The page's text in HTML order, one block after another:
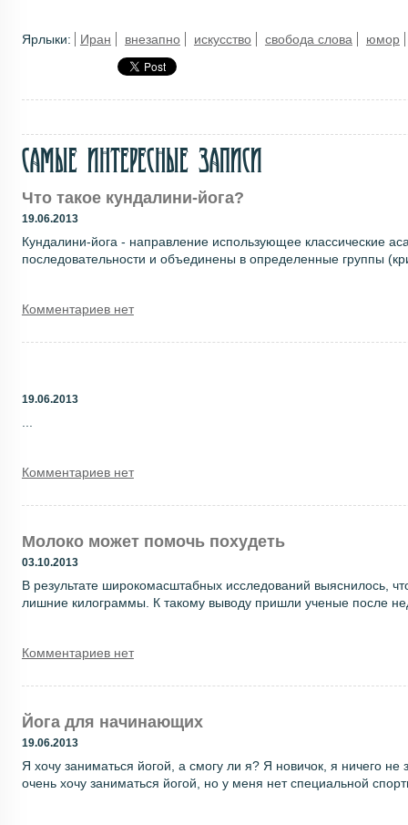
Ярлыки: Иран внезапно искусство свобода слова юмор
Самые интересные записи
Что такое кундалини-йога?
19.06.2013
Кундалини-йога - направление использующее классические
последовательности и объединены в определенные группы
Комментариев нет
19.06.2013
Комментариев нет
Молоко может помочь похудеть
03.10.2013
В результате широкомасштабных исследований выяснилось,
лишние килограммы. К такому выводу пришли ученые после
Комментариев нет
Йога для начинающих
19.06.2013
Я хочу заниматься йогой, а смогу ли я? Я новичок, я ничего
очень хочу заниматься йогой, но у меня нет специальной